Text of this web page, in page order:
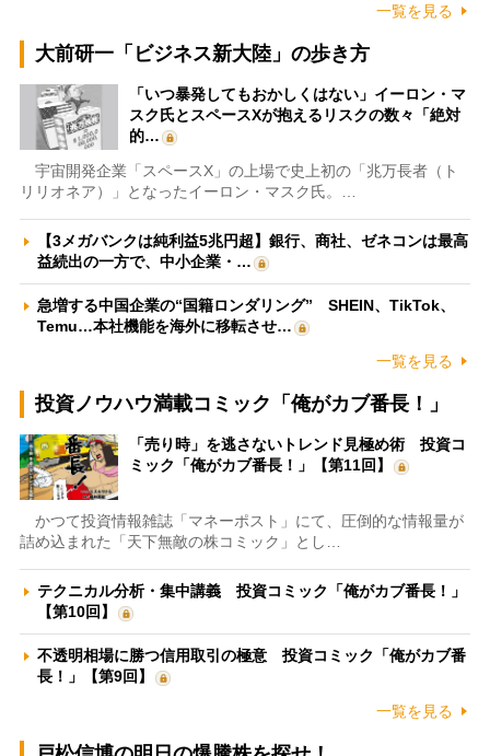
一覧を見る
大前研一「ビジネス新大陸」の歩き方
「いつ暴発してもおかしくはない」イーロン・マ
スク氏とスペースXが抱えるリスクの数々「絶対
的…
宇宙開発企業「スペースX」の上場で史上初の「兆万長者（ト
リリオネア）」となったイーロン・マスク氏。…
【3メガバンクは純利益5兆円超】銀行、商社、ゼネコンは最高
益続出の一方で、中小企業・…
急増する中国企業の“国籍ロンダリング” SHEIN、TikTok、
Temu…本社機能を海外に移転させ…
一覧を見る
投資ノウハウ満載コミック「俺がカブ番長！」
「売り時」を逃さないトレンド見極め術 投資コ
ミック「俺がカブ番長！」【第11回】
かつて投資情報雑誌「マネーポスト」にて、圧倒的な情報量が
詰め込まれた「天下無敵の株コミック」とし…
テクニカル分析・集中講義 投資コミック「俺がカブ番長！」
【第10回】
不透明相場に勝つ信用取引の極意 投資コミック「俺がカブ番
長！」【第9回】
一覧を見る